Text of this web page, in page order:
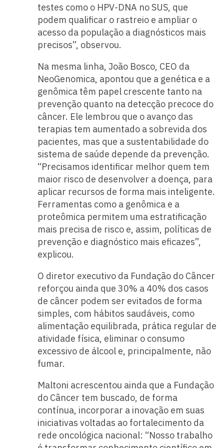
testes como o HPV-DNA no SUS, que
podem qualificar o rastreio e ampliar o
acesso da população a diagnósticos mais
precisos”, observou.
Na mesma linha, João Bosco, CEO da
NeoGenomica, apontou que a genética e a
genômica têm papel crescente tanto na
prevenção quanto na detecção precoce do
câncer. Ele lembrou que o avanço das
terapias tem aumentado a sobrevida dos
pacientes, mas que a sustentabilidade do
sistema de saúde depende da prevenção.
“Precisamos identificar melhor quem tem
maior risco de desenvolver a doença, para
aplicar recursos de forma mais inteligente.
Ferramentas como a genômica e a
proteômica permitem uma estratificação
mais precisa de risco e, assim, políticas de
prevenção e diagnóstico mais eficazes”,
explicou.
O diretor executivo da Fundação do Câncer
reforçou ainda que 30% a 40% dos casos
de câncer podem ser evitados de forma
simples, com hábitos saudáveis, como
alimentação equilibrada, prática regular de
atividade física, eliminar o consumo
excessivo de álcool e, principalmente, não
fumar.
Maltoni acrescentou ainda que a Fundação
do Câncer tem buscado, de forma
contínua, incorporar a inovação em suas
iniciativas voltadas ao fortalecimento da
rede oncológica nacional: “Nosso trabalho